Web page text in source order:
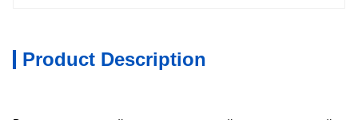
Product Description